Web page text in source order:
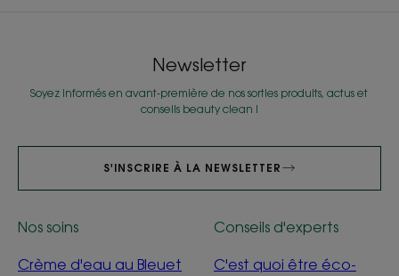
Newsletter
Soyez informés en avant-première de nos sorties produits, actus et
conseils beauty clean !
S'INSCRIRE À LA NEWSLETTER
Nos soins
Crème d'eau au Bleuet
Conseils d'experts
C'est quoi être éco-